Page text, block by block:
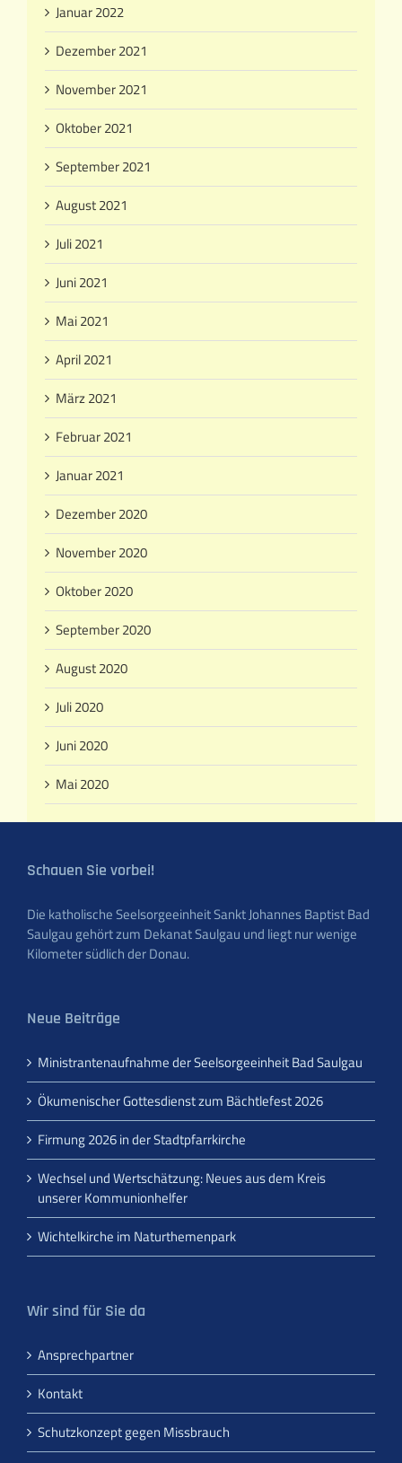
Januar 2022
Dezember 2021
November 2021
Oktober 2021
September 2021
August 2021
Juli 2021
Juni 2021
Mai 2021
April 2021
März 2021
Februar 2021
Januar 2021
Dezember 2020
November 2020
Oktober 2020
September 2020
August 2020
Juli 2020
Juni 2020
Mai 2020
Schauen Sie vorbei!
Die katholische Seelsorgeeinheit Sankt Johannes Baptist Bad
Saulgau gehört zum Dekanat Saulgau und liegt nur wenige
Kilometer südlich der Donau.
Neue Beiträge
Ministrantenaufnahme der Seelsorgeeinheit Bad Saulgau
Ökumenischer Gottesdienst zum Bächtlefest 2026
Firmung 2026 in der Stadtpfarrkirche
Wechsel und Wertschätzung: Neues aus dem Kreis
unserer Kommunionhelfer
Wichtelkirche im Naturthemenpark
Wir sind für Sie da
Ansprechpartner
Kontakt
Schutzkonzept gegen Missbrauch